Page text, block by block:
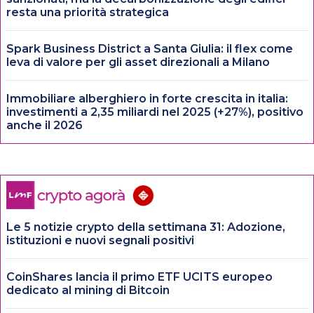
resta una priorità strategica
Spark Business District a Santa Giulia: il flex come
leva di valore per gli asset direzionali a Milano
Immobiliare alberghiero in forte crescita in italia:
investimenti a 2,35 miliardi nel 2025 (+27%), positivo
anche il 2026
Le 5 notizie crypto della settimana 31: Adozione,
istituzioni e nuovi segnali positivi
CoinShares lancia il primo ETF UCITS europeo
dedicato al mining di Bitcoin